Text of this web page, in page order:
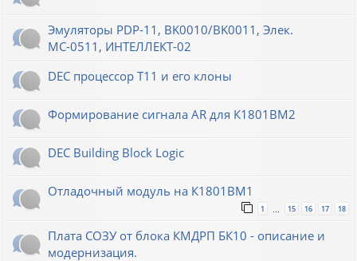
Эмуляторы PDP-11, BK0010/BK0011, Элек.
МС-0511, ИНТЕЛЛЕКТ-02
DEC процессор T11 и его клоны
Формирование сигнала AR для К1801ВМ2
DEC Building Block Logic
Отладочный модуль на К1801ВМ1
1 15 16 17 18
Плата СОЗУ от блока КМДРП БК10 - описание и
модернизация.